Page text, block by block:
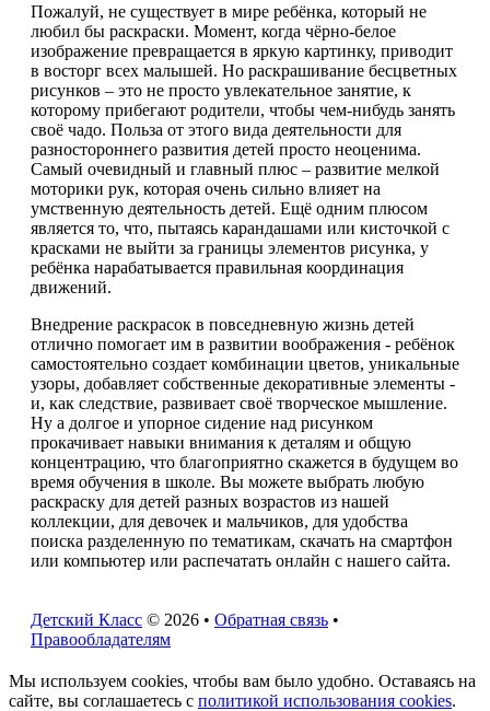
Пожалуй, не существует в мире ребёнка, который не
любил бы раскраски. Момент, когда чёрно-белое
изображение превращается в яркую картинку, приводит
в восторг всех малышей. Но раскрашивание бесцветных
рисунков – это не просто увлекательное занятие, к
которому прибегают родители, чтобы чем-нибудь занять
своё чадо. Польза от этого вида деятельности для
разностороннего развития детей просто неоценима.
Самый очевидный и главный плюс – развитие мелкой
моторики рук, которая очень сильно влияет на
умственную деятельность детей. Ещё одним плюсом
является то, что, пытаясь карандашами или кисточкой с
красками не выйти за границы элементов рисунка, у
ребёнка нарабатывается правильная координация
движений.
Внедрение раскрасок в повседневную жизнь детей
отлично помогает им в развитии воображения - ребёнок
самостоятельно создает комбинации цветов, уникальные
узоры, добавляет собственные декоративные элементы -
и, как следствие, развивает своё творческое мышление.
Ну а долгое и упорное сидение над рисунком
прокачивает навыки внимания к деталям и общую
концентрацию, что благоприятно скажется в будущем во
время обучения в школе. Вы можете выбрать любую
раскраску для детей разных возрастов из нашей
коллекции, для девочек и мальчиков, для удобства
поиска разделенную по тематикам, скачать на смартфон
или компьютер или распечатать онлайн с нашего сайта.
Детский Класс © 2026 • Обратная связь •
Правообладателям
Мы используем cookies, чтобы вам было удобно. Оставаясь на
сайте, вы соглашаетесь с политикой использования cookies.